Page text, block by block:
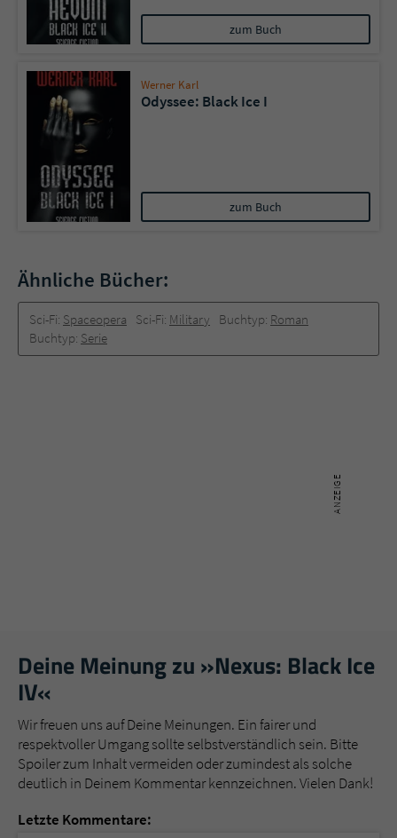
zum Buch
Werner Karl
Odyssee: Black Ice I
zum Buch
Ähnliche Bücher:
Sci-Fi: Spaceopera Sci-Fi: Military Buchtyp: Roman
Buchtyp: Serie
Deine Meinung zu »Nexus: Black Ice
IV«
Wir freuen uns auf Deine Meinungen. Ein fairer und
respektvoller Umgang sollte selbstverständlich sein. Bitte
Spoiler zum Inhalt vermeiden oder zumindest als solche
deutlich in Deinem Kommentar kennzeichnen. Vielen Dank!
Letzte Kommentare: